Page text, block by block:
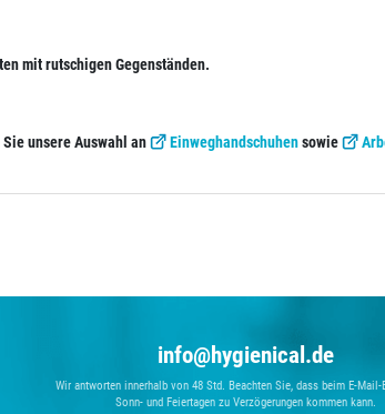
mit rutschigen Gegenständen.
unsere Auswahl an Einweghandschuhensowie
info@hygienical.de
Wir antworten innerhalb von 48 Std. Beachten Sie, dass beim E-Mail-
Sonn- und Feiertagen zu Verzögerungen kommen kann.